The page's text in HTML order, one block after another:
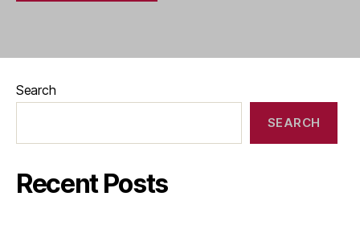
Search
SEARCH
Recent Posts